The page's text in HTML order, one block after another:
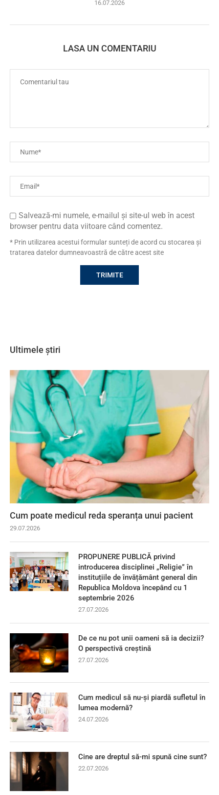
16.07.2026
LASA UN COMENTARIU
Salvează-mi numele, e-mailul și site-ul web în acest
browser pentru data viitoare când comentez.
* Prin utilizarea acestui formular sunteți de acord cu stocarea și
tratarea datelor dumneavoastră de către acest site
Ultimele știri
Cum poate medicul reda speranța unui pacient
29.07.2026
PROPUNERE PUBLICĂ privind
introducerea disciplinei „Religie” în
instituțiile de învățământ general din
Republica Moldova începând cu 1
septembrie 2026
27.07.2026
De ce nu pot unii oameni să ia decizii?
O perspectivă creștină
27.07.2026
Cum medicul să nu-și piardă sufletul în
lumea modernă?
24.07.2026
Cine are dreptul să-mi spună cine sunt?
22.07.2026